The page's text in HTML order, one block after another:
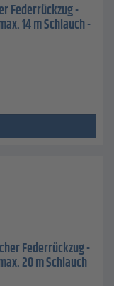
Federrückzug -
14 m Schlauch -
Federrückzug -
20 m Schlauch